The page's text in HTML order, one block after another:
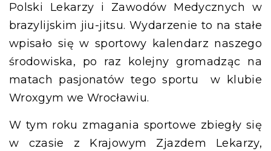
Polski Lekarzy i Zawodów Medycznych w
brazylijskim jiu-jitsu. Wydarzenie to na stałe
wpisało się w sportowy kalendarz naszego
środowiska, po raz kolejny gromadząc na
matach pasjonatów tego sportu w klubie
Wroxgym we Wrocławiu.
W tym roku zmagania sportowe zbiegły się
w czasie z Krajowym Zjazdem Lekarzy,